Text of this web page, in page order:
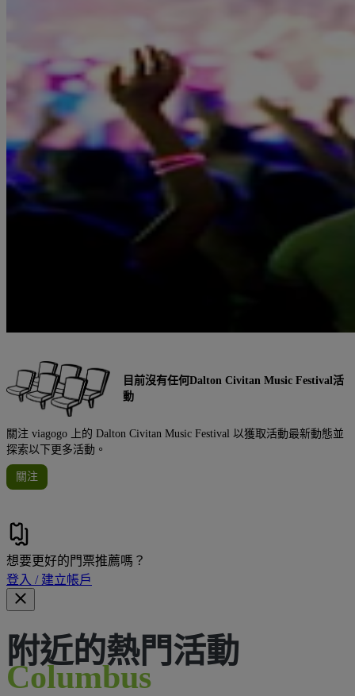
目前沒有任何Dalton Civitan Music Festival活
動
關注 viagogo 上的 Dalton Civitan Music Festival 以獲取活動最新動態並
探索以下更多活動。
關注
想要更好的門票推薦嗎？
登入 / 建立帳戶
附近的熱門活動
Columbus